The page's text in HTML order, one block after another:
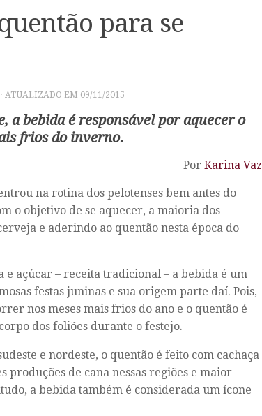
para se
· ATUALIZADO EM 09/11/2015
a bebida é responsável por aquecer o
frios do inverno.
Por Karina Vaz
na rotina dos pelotenses bem antes do
o objetivo de se aquecer, a maioria dos
e aderindo ao quentão nesta época do
e açúcar – receita tradicional – a bebida é um
festas juninas e sua origem parte daí. Pois,
nos meses mais frios do ano e o quentão é
dos foliões durante o festejo.
e nordeste, o quentão é feito com cachaça
produções de cana nessas regiões e maior
a bebida também é considerada um ícone